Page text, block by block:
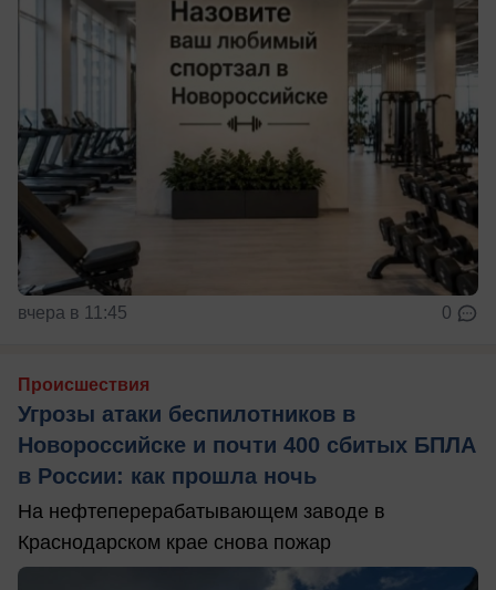
вчера в 11:45 0
Происшествия
Угрозы атаки беспилотников в
Новороссийске и почти 400 сбитых БПЛА
в России: как прошла ночь
На нефтеперерабатывающем заводе в
Краснодарском крае снова пожар